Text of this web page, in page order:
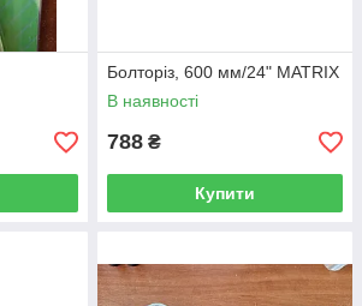
Болторіз, 600 мм/24" MATRIX
В наявності
788 ₴
Купити